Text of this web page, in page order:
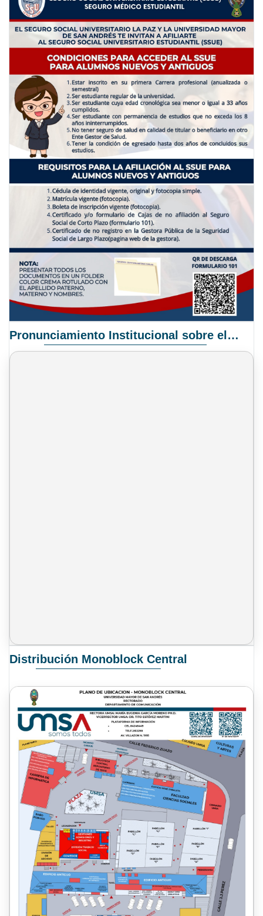
Pronunciamiento Institucional sobre el Proyecto de Ley N° 068/2025-2026 C.S.
Distribución Monoblock Central